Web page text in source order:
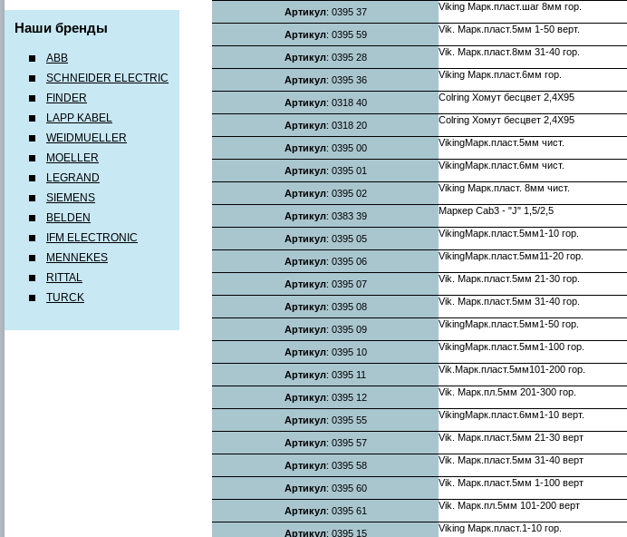
Наши бренды
ABB
SCHNEIDER ELECTRIC
FINDER
LAPP KABEL
WEIDMUELLER
MOELLER
LEGRAND
SIEMENS
BELDEN
IFM ELECTRONIC
MENNEKES
RITTAL
TURCK
Артикул: 0395 37
Viking Марк.пласт.шаг 8мм гор.
Артикул: 0395 59
Vik. Марк.пласт.5мм 1-50 верт.
Артикул: 0395 28
Vik. Марк.пласт.8мм 31-40 гор.
Артикул: 0395 36
Viking Марк.пласт.6мм гор.
Артикул: 0318 40
Colring Хомут бесцвет 2,4X95
Артикул: 0318 20
Colring Хомут бесцвет 2,4X95
Артикул: 0395 00
VikingМарк.пласт.5мм чист.
Артикул: 0395 01
VikingМарк.пласт.6мм чист.
Артикул: 0395 02
Viking Марк.пласт. 8мм чист.
Артикул: 0383 39
Маркер Cab3 - "J" 1,5/2,5
Артикул: 0395 05
VikingМарк.пласт.5мм1-10 гор.
Артикул: 0395 06
VikingМарк.пласт.5мм11-20 гор.
Артикул: 0395 07
Vik. Марк.пласт.5мм 21-30 гор.
Артикул: 0395 08
Vik. Марк.пласт.5мм 31-40 гор.
Артикул: 0395 09
VikingМарк.пласт.5мм1-50 гор.
Артикул: 0395 10
VikingМарк.пласт.5мм1-100 гор.
Артикул: 0395 11
Vik.Марк.пласт.5мм101-200 гор.
Артикул: 0395 12
Vik. Марк.пл.5мм 201-300 гор.
Артикул: 0395 55
VikingМарк.пласт.6мм1-10 верт.
Артикул: 0395 57
Vik. Марк.пласт.5мм 21-30 верт
Артикул: 0395 58
Vik. Марк.пласт.5мм 31-40 верт
Артикул: 0395 60
Vik. Марк.пласт.5мм 1-100 верт
Артикул: 0395 61
Vik. Марк.пл.5мм 101-200 верт
Артикул: 0395 15
Viking Марк.пласт.1-10 гор.